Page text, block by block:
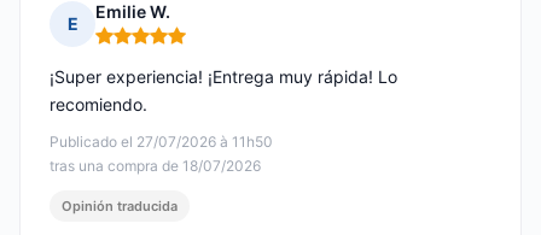
E
Emilie W.
Nota: 5 de 5
Publicado el 27/07/2026 à 11h50
tras una compra de 18/07/2026
¡Super experiencia! ¡Entrega muy rápida! Lo
recomiendo.
Opinión traducida